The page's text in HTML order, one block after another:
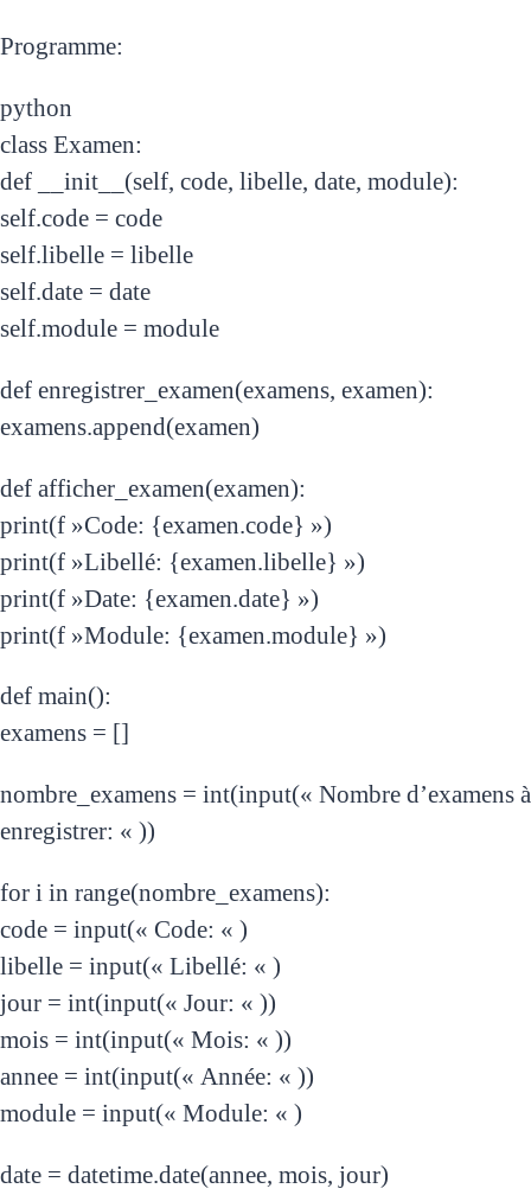
Programme:
python
class Examen:
def __init__(self, code, libelle, date, module):
self.code = code
self.libelle = libelle
self.date = date
self.module = module
def enregistrer_examen(examens, examen):
examens.append(examen)
def afficher_examen(examen):
print(f »Code: {examen.code} »)
print(f »Libellé: {examen.libelle} »)
print(f »Date: {examen.date} »)
print(f »Module: {examen.module} »)
def main():
examens = []
nombre_examens = int(input(« Nombre d’examens à
enregistrer: « ))
for i in range(nombre_examens):
code = input(« Code: « )
libelle = input(« Libellé: « )
jour = int(input(« Jour: « ))
mois = int(input(« Mois: « ))
annee = int(input(« Année: « ))
module = input(« Module: « )
date = datetime.date(annee, mois, jour)